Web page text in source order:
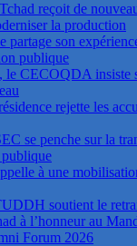
reçoit de
la production
partage son
publique
le CECOQDA insiste
rejette les
se penche sur la
à une
soutient le
à l’honneur au
Forum 2026